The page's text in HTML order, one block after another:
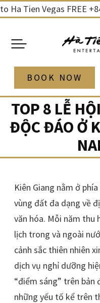
Skip
content
Tien Vegas FREE
BOOK NOW
TOP 8 LỄ
ĐỘC ĐÁO Ở
Kiên Giang nằm ở
vùng đất đa dạng về
văn hóa. Mỗi năm thu
lịch trong và ngoài
cảnh sắc thiên nhiên
dịch vụ nghỉ dưỡng
“điểm sáng” trên bản
những yếu tố kể trên